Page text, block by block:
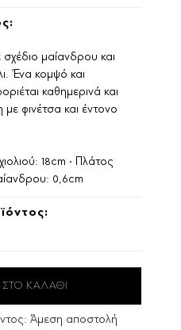
μαίανδρου και
Ένα κομψό και
καθημερινά και
με φινέτσα και έντονο
18cm • Πλάτος
0,6cm
Άμεση αποστολή